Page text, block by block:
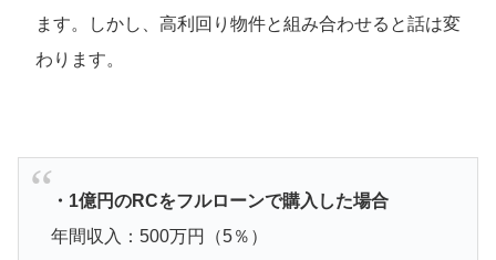
ます。しかし、高利回り物件と組み合わせると話は変
わります。
・1億円のRCをフルローンで購入した場合
年間収入：500万円（5％）